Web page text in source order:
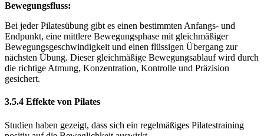
Bewegungsfluss:
Bei jeder Pilatesübung gibt es einen bestimmten Anfangs- und
Endpunkt, eine mittlere Bewegungsphase mit gleichmäßiger
Bewegungsgeschwindigkeit und einen flüssigen Übergang zur
nächsten Übung. Dieser gleichmäßige Bewegungsablauf wird durch
die richtige Atmung, Konzentration, Kontrolle und Präzision
gesichert.
3.5.4 Effekte von Pilates
Studien haben gezeigt, dass sich ein regelmäßiges Pilatestraining